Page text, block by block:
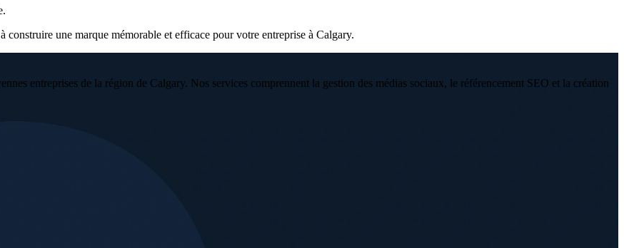
une marque mémorable et efficace pour votre entreprise à Calgary.
entreprises de la région de Calgary. Nos services comprennent la gestion des médias sociaux, le référencement SEO et la création